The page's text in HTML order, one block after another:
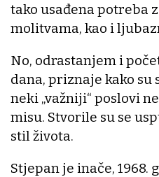
tako usađena potreba
molitvama, kao i
No, odrastanjem i
dana, priznaje kako su
neki „važniji“ poslovi
misu. Stvorile su se
stil života.
Stjepan je inače, 1968.